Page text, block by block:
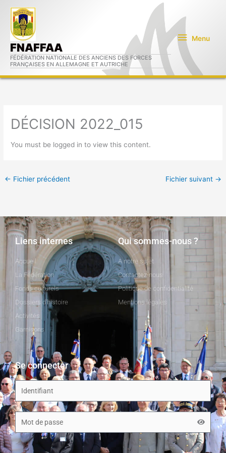
contenu
FNAFFAA
FÉDÉRATION NATIONALE DES ANCIENS DES FORCES
FRANÇAISES EN ALLEMAGNE ET AUTRICHE
Menu
DÉCISION 2022_015
You must be logged in to view this content.
← Fichier précédent Fichier suivant →
Liens internes
Accueil
La Fédération
Fonds culturels
Dossiers d'histoire
Activités
Garnisons
Qui sommes-nous ?
A notre sujet
Contactez-nous
Politique de confidentialité
Mentions légales
Se connecter